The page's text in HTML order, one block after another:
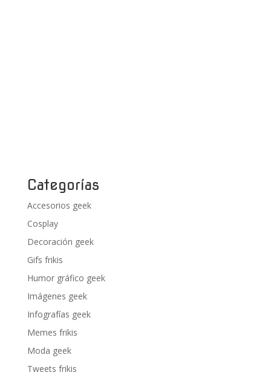
Categorías
Accesorios geek
Cosplay
Decoración geek
Gifs frikis
Humor gráfico geek
Imágenes geek
Infografías geek
Memes frikis
Moda geek
Tweets frikis